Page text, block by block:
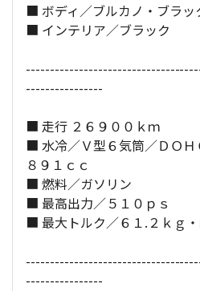
■ ボディ／ブルカノ・ブラッ
■ インテリア／ブラック
----------------
■ 走行 ２６９００ｋｍ
■ 水冷／Ｖ型６気筒／ＤＯＨ
８９１ｃｃ
■ 燃料／ガソリン
■ 最高出力／５１０ｐｓ
■ 最大トルク／６１.２ｋｇ
----------------